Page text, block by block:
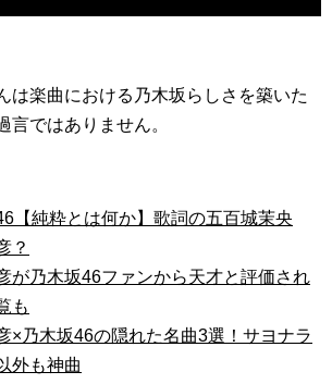
は楽曲における乃木坂らしさを築いた
言ではありません。
【純粋とは何か】歌詞の五百城茉央
？
が乃木坂46ファンから天才と評価され
も
×乃木坂46の隠れた名曲3選！サヨナラ
外も神曲